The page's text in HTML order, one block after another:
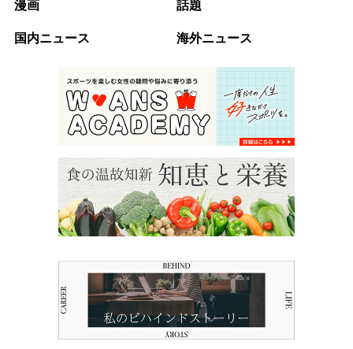
漫画 話題
国内ニュース 海外ニュース